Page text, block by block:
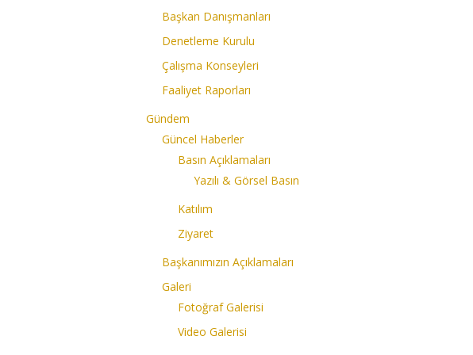
Başkan Danışmanları
Denetleme Kurulu
Çalışma Konseyleri
Faaliyet Raporları
Gündem
Güncel Haberler
Basın Açıklamaları
Yazılı & Görsel Basın
Katılım
Ziyaret
Başkanımızın Açıklamaları
Galeri
Fotoğraf Galerisi
Video Galerisi